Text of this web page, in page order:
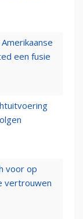
een fusie
voor op
vertrouwen